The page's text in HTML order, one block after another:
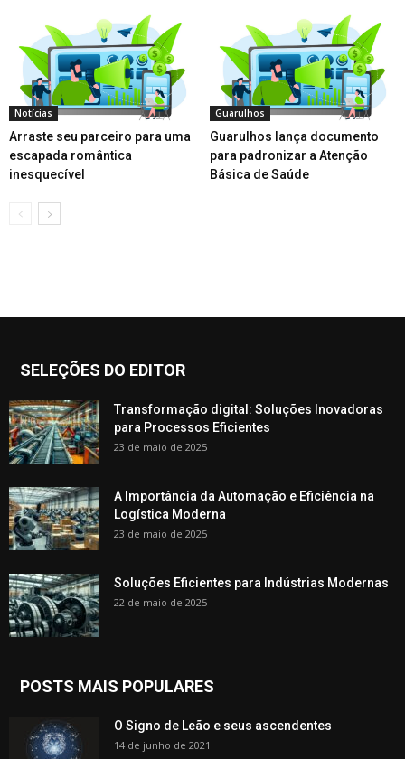
Notícias
Arraste seu parceiro para uma
escapada romântica
inesquecível
Guarulhos
Guarulhos lança documento
para padronizar a Atenção
Básica de Saúde
SELEÇÕES DO EDITOR
Transformação digital: Soluções Inovadoras
para Processos Eficientes
23 de maio de 2025
A Importância da Automação e Eficiência na
Logística Moderna
23 de maio de 2025
Soluções Eficientes para Indústrias Modernas
22 de maio de 2025
POSTS MAIS POPULARES
O Signo de Leão e seus ascendentes
14 de junho de 2021